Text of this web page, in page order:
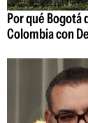
Por qué Bogotá
Colombia con